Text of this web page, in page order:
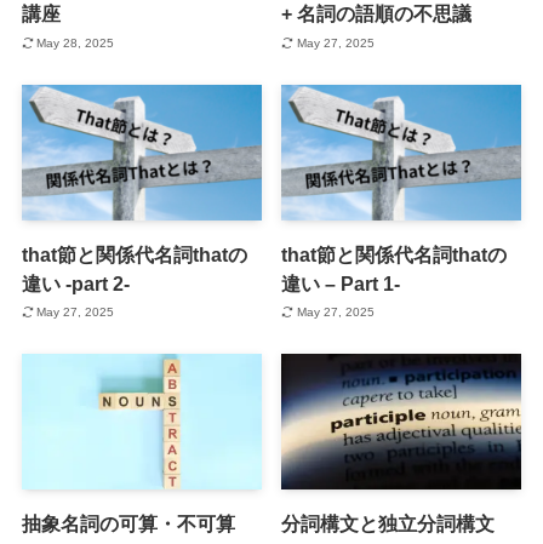
講座
May 28, 2025
+ 名詞の語順の不思議
May 27, 2025
that節と関係代名詞thatの
違い -part 2-
May 27, 2025
that節と関係代名詞thatの
違い – Part 1-
May 27, 2025
抽象名詞の可算・不可算 分詞構文と独立分詞構文